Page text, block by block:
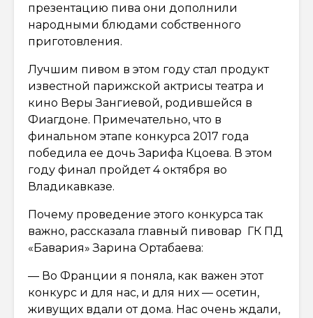
презентацию пива они дополнили
народными блюдами собственного
приготовления.
Лучшим пивом в этом году стал продукт
известной парижской актрисы театра и
кино Веры Зангиевой, родившейся в
Фиагдоне. Примечательно, что в
финальном этапе конкурса 2017 года
победила ее дочь Зарифа Кцоева. В этом
году финал пройдет 4 октября во
Владикавказе.
Почему проведение этого конкурса так
важно, рассказала главный пивовар ГК ПД
«Бавария» Зарина Ортабаева:
— Во Франции я поняла, как важен этот
конкурс и для нас, и для них — осетин,
живущих вдали от дома. Нас очень ждали,